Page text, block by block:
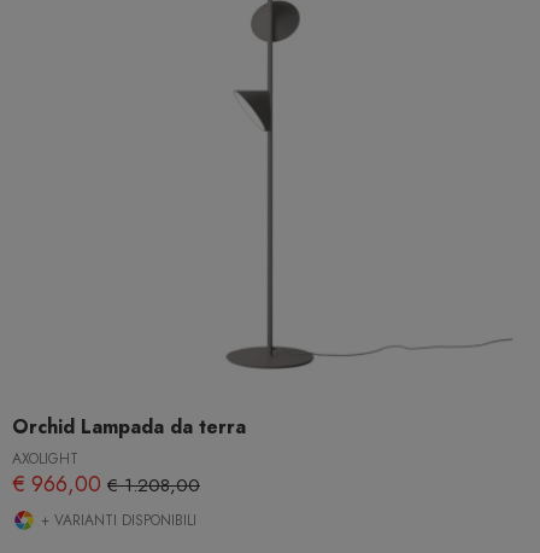
Orchid Lampada da terra
AXOLIGHT
€ 966,00 € 1.208,00
+ VARIANTI DISPONIBILI